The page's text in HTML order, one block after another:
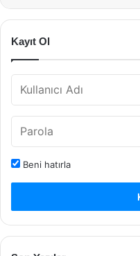
Kayıt Ol
Beni hatırla